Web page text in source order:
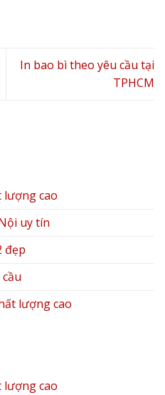
In bao bì theo yêu cầu tại
TPHCM
lượng cao
uy tín
đẹp
lượng cao
lượng cao